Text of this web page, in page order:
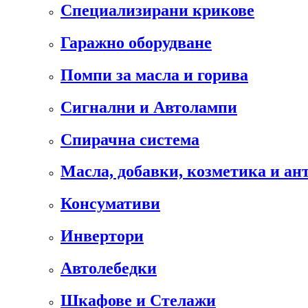
Специализирани крикове
Гаражно оборудване
Помпи за масла и горива
Сигнални и Автолампи
Спирачна система
Масла, добавки, козметика и
Консумативи
Инвертори
Автолебедки
Шкафове и Стелажи